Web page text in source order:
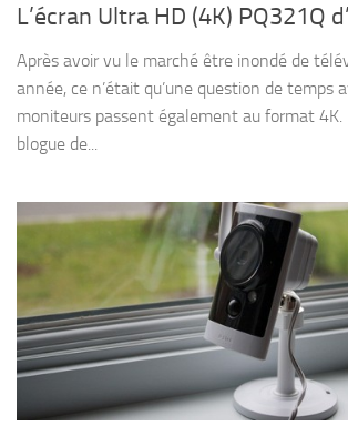
L’écran Ultra HD (4K) PQ321Q
Après avoir vu le marché être inondé de
année, ce n’était qu’une question de temps
moniteurs passent également au format 4K.
blogue de...